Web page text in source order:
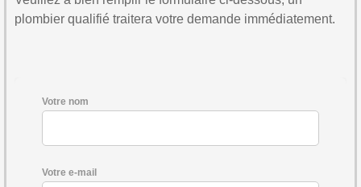
plombier qualifié traitera votre demande immédiatement.
Votre nom
Votre e-mail